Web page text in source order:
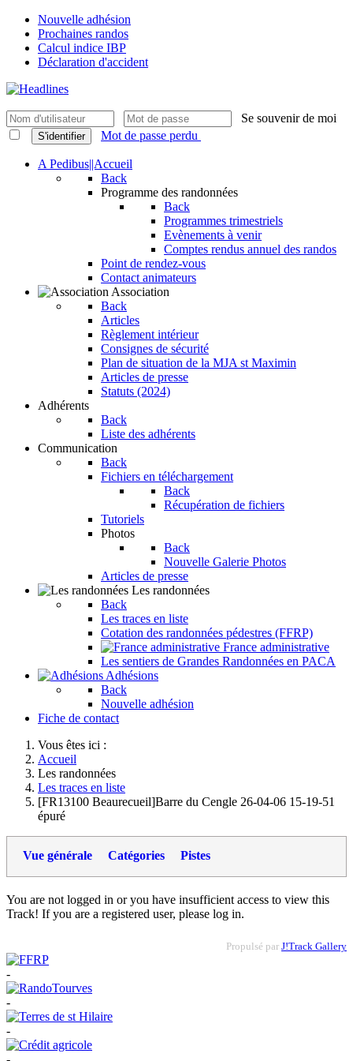
Nouvelle adhésion
Prochaines randos
Calcul indice IBP
Déclaration d'accident
Se souvenir de moi
S'identifier Mot de passe perdu
A Pedibus||Accueil
Back
Programme des randonnées
Back
Programmes trimestriels
Evènements à venir
Comptes rendus annuel des randos
Point de rendez-vous
Contact animateurs
Association
Back
Articles
Règlement intérieur
Consignes de sécurité
Plan de situation de la MJA st Maximin
Articles de presse
Statuts (2024)
Adhérents
Back
Liste des adhérents
Communication
Back
Fichiers en téléchargement
Back
Récupération de fichiers
Tutoriels
Photos
Back
Nouvelle Galerie Photos
Articles de presse
Les randonnées
Back
Les traces en liste
Cotation des randonnées pédestres (FFRP)
France administrative
Les sentiers de Grandes Randonnées en PACA
Adhésions
Back
Nouvelle adhésion
Fiche de contact
Vous êtes ici :
Accueil
Les randonnées
Les traces en liste
[FR13100 Beaurecueil]Barre du Cengle 26-04-06 15-19-51
épuré
Vue générale Catégories Pistes
You are not logged in or you have insufficient access to view this
Track! If you are a registered user, please log in.
Propulsé par J!Track Gallery
-
-
-